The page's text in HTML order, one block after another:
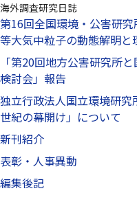
海外調査研究日誌
第16回全国環境・公害研
等大気中粒子の動態解明と
「第20回地方公害研究所
検討会」報告
独立行政法人国立環境研
世紀の幕開け」について
新刊紹介
表彰・人事異動
編集後記